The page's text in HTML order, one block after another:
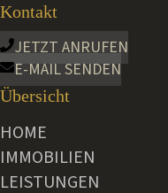
Kontakt
JETZT ANRUFEN
E-MAIL SENDEN
Übersicht
HOME
IMMOBILIEN
LEISTUNGEN